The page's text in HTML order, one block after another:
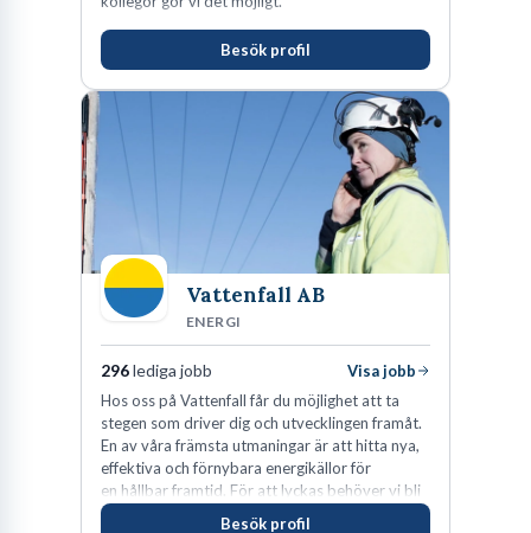
Besök profil
Vattenfall AB
ENERGI
296lediga jobb
Visa jobb
Hos oss på Vattenfall får du möjlighet att ta
stegen som driver dig och utvecklingen framåt.
En av våra främsta utmaningar är att hitta nya,
effektiva och förnybara energikällor för
en hållbar framtid. För att lyckas behöver vi bli
fler medarbetare som vill göra skillnad.
Besök profil